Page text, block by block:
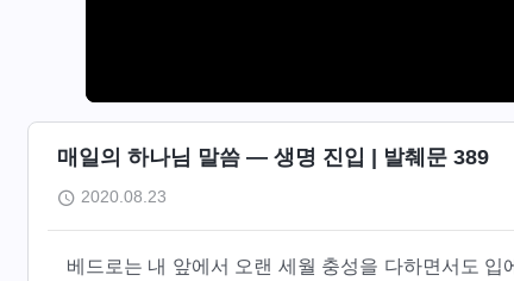
매일의 하나님 말씀 ― 생명 진입 | 발췌문 389
2020.08.23
베드로는 내 앞에서 오랜 세월 충성을 다하면서도